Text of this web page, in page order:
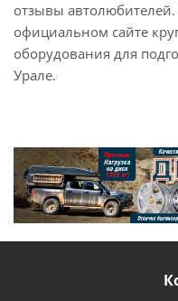
отзывы
официальном сайте
оборудования для
Урале.